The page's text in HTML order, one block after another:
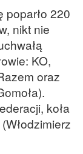
poparło 220
nikt nie
KO,
oraz
koła